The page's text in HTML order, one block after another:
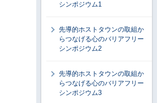
シンポジウム1
先導的ホストタウンの取組か
らつなげる心のバリアフリー
シンポジウム2
先導的ホストタウンの取組か
らつなげる心のバリアフリー
シンポジウム3